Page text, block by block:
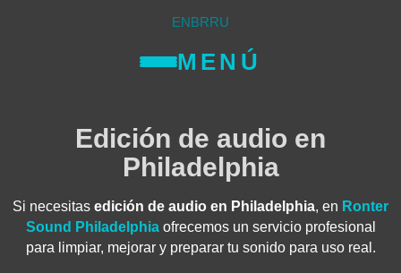
ENBRRU
MENÚ
Edición de audio en
Philadelphia
Si necesitas edición de audio en Philadelphia, en Ronter
Sound Philadelphiaofrecemos un servicio profesional
para limpiar, mejorar y preparar tu sonido para uso real.